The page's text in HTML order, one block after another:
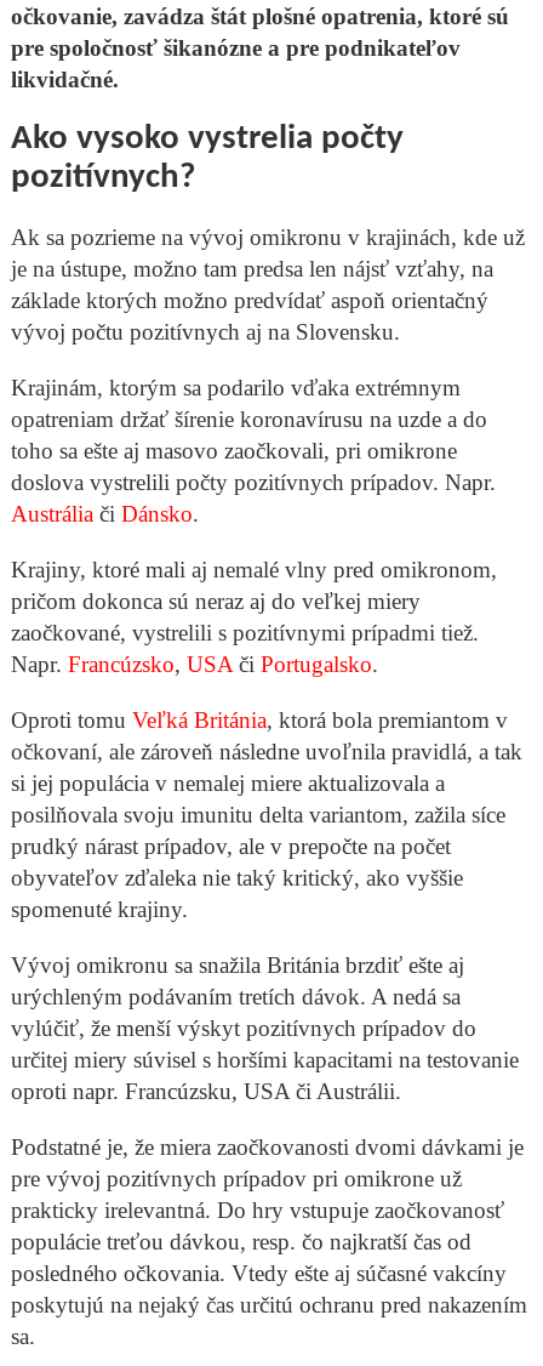
očkovanie, zavádza štát plošné opatrenia, ktoré sú
pre spoločnosť šikanózne a pre podnikateľov
likvidačné.
Ako vysoko vystrelia počty
pozitívnych?
Ak sa pozrieme na vývoj omikronu v krajinách, kde už
je na ústupe, možno tam predsa len nájsť vzťahy, na
základe ktorých možno predvídať aspoň orientačný
vývoj počtu pozitívnych aj na Slovensku.
Krajinám, ktorým sa podarilo vďaka extrémnym
opatreniam držať šírenie koronavírusu na uzde a do
toho sa ešte aj masovo zaočkovali, pri omikrone
doslova vystrelili počty pozitívnych prípadov. Napr.
Austráliači Dánsko.
Krajiny, ktoré mali aj nemalé vlny pred omikronom,
pričom dokonca sú neraz aj do veľkej miery
zaočkované, vystrelili s pozitívnymi prípadmi tiež.
Napr. Francúzsko, USAči Portugalsko.
Oproti tomu Veľká Británia, ktorá bola premiantom v
očkovaní, ale zároveň následne uvoľnila pravidlá, a tak
si jej populácia v nemalej miere aktualizovala a
posilňovala svoju imunitu delta variantom, zažila síce
prudký nárast prípadov, ale v prepočte na počet
obyvateľov zďaleka nie taký kritický, ako vyššie
spomenuté krajiny.
Vývoj omikronu sa snažila Británia brzdiť ešte aj
urýchleným podávaním tretích dávok. A nedá sa
vylúčiť, že menší výskyt pozitívnych prípadov do
určitej miery súvisel s horšími kapacitami na testovanie
oproti napr. Francúzsku, USA či Austrálii.
Podstatné je, že miera zaočkovanosti dvomi dávkami je
pre vývoj pozitívnych prípadov pri omikrone už
prakticky irelevantná. Do hry vstupuje zaočkovanosť
populácie treťou dávkou, resp. čo najkratší čas od
posledného očkovania. Vtedy ešte aj súčasné vakcíny
poskytujú na nejaký čas určitú ochranu pred nakazením
sa.